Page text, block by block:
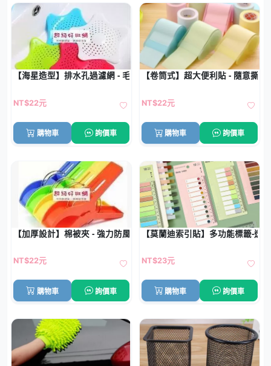
【海星造型】排水孔過濾網 - 毛髮殘渣防堵塞濾網
NT$22元
購物車 詢價車
【卷筒式】超大便利貼 - 隨意撕取
NT$22元
購物車 詢價車
【加厚設計】棉被夾 - 強力防風大夾 (4個)
NT$22元
購物車 詢價車
【莫蘭迪索引貼】多功能標籤-透
NT$23元
購物車 詢價車